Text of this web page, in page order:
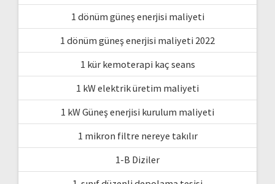
1 dönüm güneş enerjisi maliyeti
1 dönüm güneş enerjisi maliyeti 2022
1 kür kemoterapi kaç seans
1 kW elektrik üretim maliyeti
1 kW Güneş enerjisi kurulum maliyeti
1 mikron filtre nereye takılır
1-B Diziler